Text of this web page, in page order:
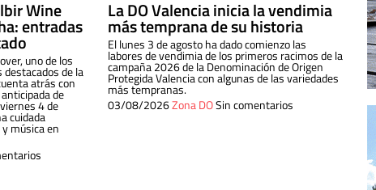
Wine
entradas
uno de los
de la
atrás con
de
4 de
cuidada
música en
La DO Valencia inicia la vendimia
más temprana de su historia
El lunes 3 de agosto ha dado comienzo las
labores de vendimia de los primeros racimos de la
campaña 2026 de la Denominación de Origen
Protegida Valencia con algunas de las variedades
más tempranas.
03/08/2026Zona DOSin comentarios